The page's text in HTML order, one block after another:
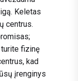
Keletas
centrus.
fizinę
kad
įrenginys